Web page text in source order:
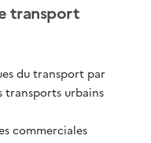
transport
du transport par
transports urbains
commerciales